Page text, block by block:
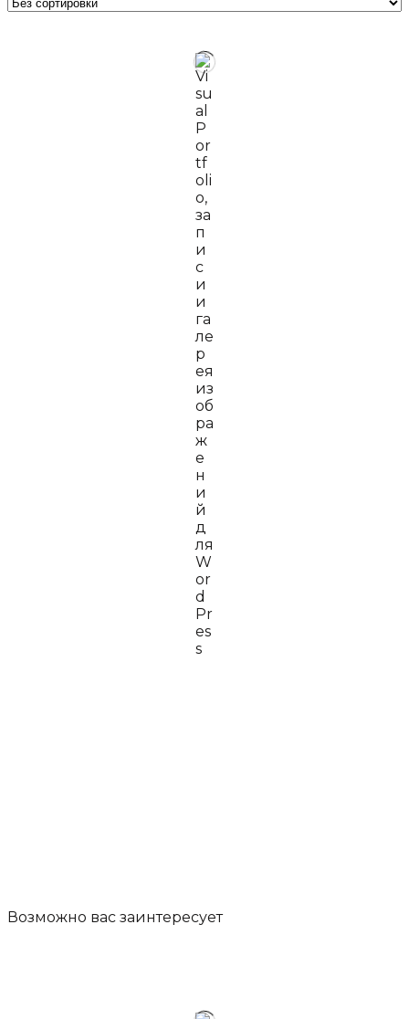
Возможно вас заинтересует